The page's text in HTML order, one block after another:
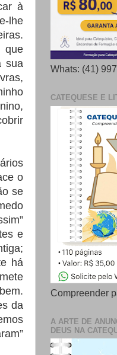
à
lhe
que
sua
o
se
e
há
da
Whats: (41)
CATEQUESE E
Compreender
A ARTE DE
DEUS NA